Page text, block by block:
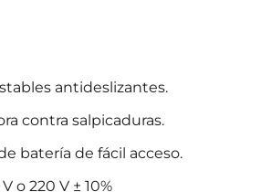
antideslizantes.
contra salpicaduras.
batería de fácil acceso.
o 220 V ± 10%